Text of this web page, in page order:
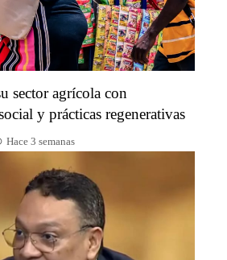
sector agrícola con
y prácticas regenerativas
Hace 3 semanas